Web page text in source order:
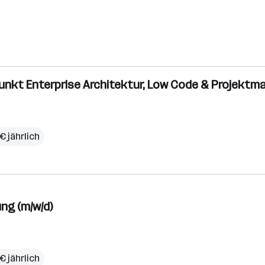
Enterprise Architektur, Low Code &
jährlich
(m/w/d)
jährlich